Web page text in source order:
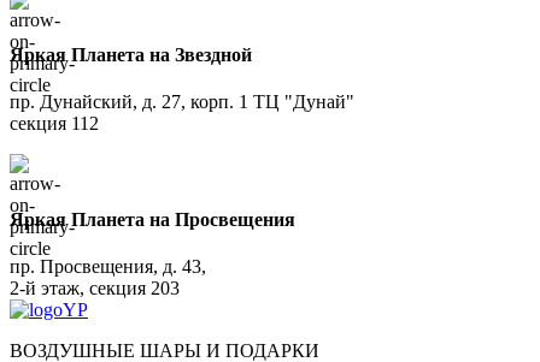
Яркая Планета на Звездной
пр. Дунайский, д. 27, корп. 1 ТЦ "Дунай"
секция 112
Яркая Планета на Просвещения
пр. Просвещения, д. 43,
2-й этаж, секция 203
ВОЗДУШНЫЕ ШАРЫ И ПОДАРКИ